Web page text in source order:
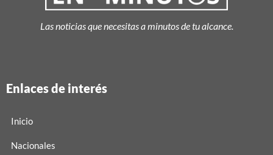
Las noticias que necesitas a minutos de tu alcance.
Enlaces de interés
Inicio
Nacionales